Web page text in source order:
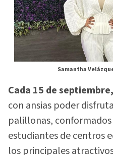
Samantha
Cada 15 de septiembre,
con ansias poder
palillonas,
estudiantes de centros
los principales